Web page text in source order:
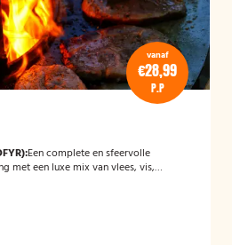
vanaf
€28,99
P.P
Een complete en sfeervolle
met een luxe mix van vlees, vis,
in all-in pakket.